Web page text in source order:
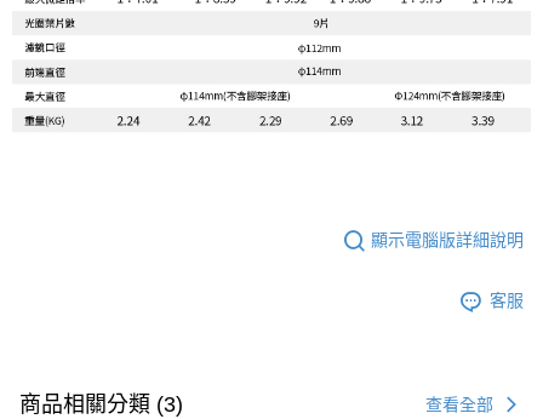
顯示電腦版詳細說明
客服
商品相關分類 (3) 查看全部